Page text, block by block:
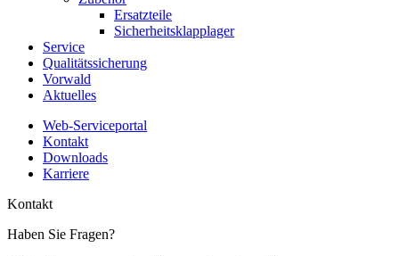
Ersatzteile
Sicherheitsklapplager
Service
Qualitätssicherung
Vorwald
Aktuelles
Web-Serviceportal
Kontakt
Downloads
Karriere
Kontakt
Haben Sie Fragen?